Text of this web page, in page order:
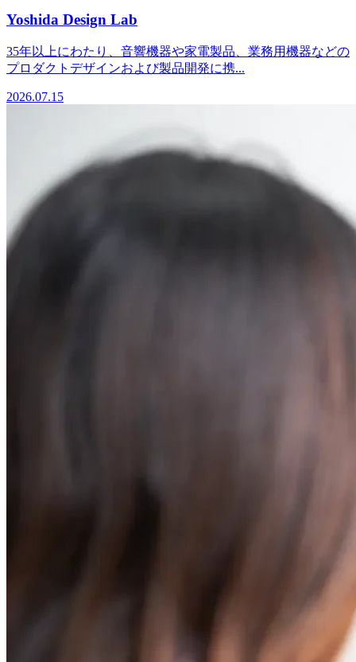
Yoshida Design Lab
35年以上にわたり、音響機器や家電製品、業務用機器などの
プロダクトデザインおよび製品開発に携...
2026.07.15